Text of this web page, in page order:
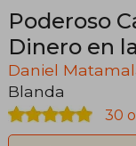
Poderoso
Dinero en
Daniel
Blanda
30